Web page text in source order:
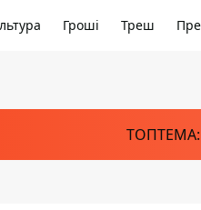
Гроші Треш
ТОПТЕМА: